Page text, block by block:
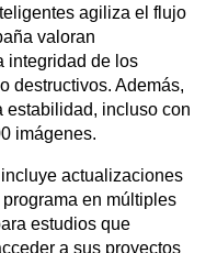
agiliza el flujo
valoran
integridad de los
destructivos. Además,
estabilidad, incluso con
imágenes.
actualizaciones
en múltiples
estudios que
a sus proyectos